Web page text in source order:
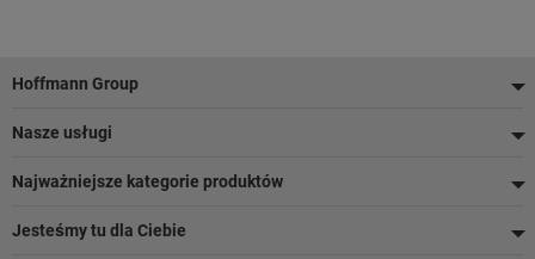
Stopka
Hoffmann Group
Nasze usługi
Najważniejsze kategorie produktów
Jesteśmy tu dla Ciebie